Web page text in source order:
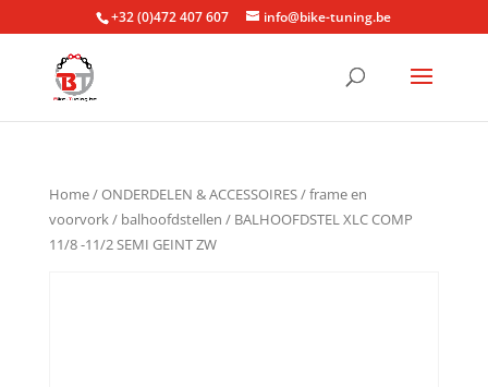
+32 (0)472 407 607 info@bike-tuning.be
Home/ONDERDELEN & ACCESSOIRES/frame en
voorvork/ balhoofdstellen / BALHOOFDSTEL XLC COMP
11/8 -11/2 SEMI GEINT ZW